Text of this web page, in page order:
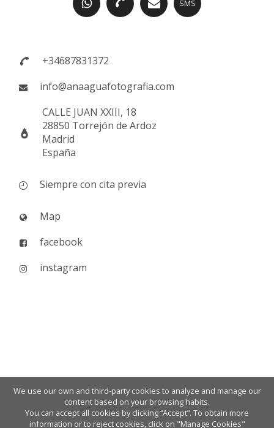
SMS
+34687831372
info@anaaguafotografia.com
CALLE JUAN XXIII, 18
28850 Torrejón de Ardoz
Madrid
España
Siempre con cita previa
Map
facebook
instagram
We use our own and third-party cookies to analyze and manage our
content based on your browsing habits.
You can accept all cookies by clicking “Accept”. To obtain more
information or to reject cookies, click on "Manage Cookies"